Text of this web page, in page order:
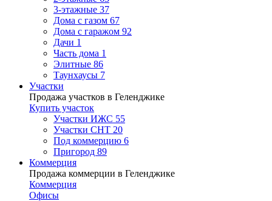
3-этажные 37
Дома с газом 67
Дома с гаражом 92
Дачи 1
Часть дома 1
Элитные 86
Таунхаусы 7
Участки
Продажа участков в Геленджике
Купить участок
Участки ИЖС 55
Участки СНТ 20
Под коммерцию 6
Пригород 89
Коммерция
Продажа коммерции в Геленджике
Коммерция
Офисы